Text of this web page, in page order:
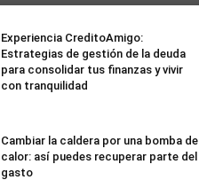
Experiencia CreditoAmigo:
Estrategias de gestión de la deuda
para consolidar tus finanzas y vivir
con tranquilidad
Cambiar la caldera por una bomba de
calor: así puedes recuperar parte del
gasto